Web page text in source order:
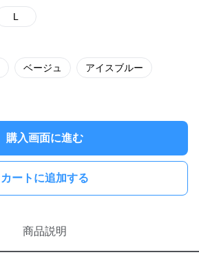
L
ベージュ アイスブルー
購入画面に進む
カートに追加する
商品説明